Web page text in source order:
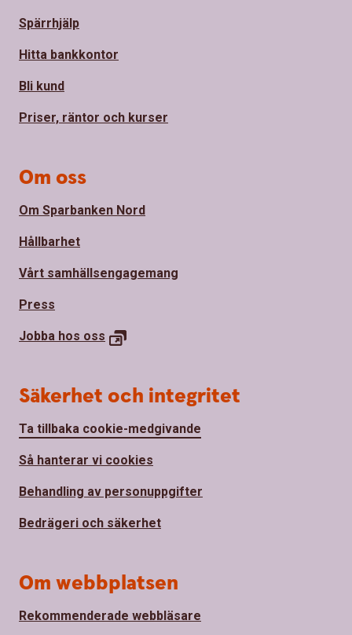
Spärrhjälp
Hitta bankkontor
Bli kund
Priser, räntor och kurser
Om oss
Om Sparbanken Nord
Hållbarhet
Vårt samhällsengagemang
Press
Jobba hos oss
Säkerhet och integritet
Ta tillbaka cookie-medgivande
Så hanterar vi cookies
Behandling av personuppgifter
Bedrägeri och säkerhet
Om webbplatsen
Rekommenderade webbläsare